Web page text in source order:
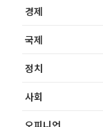
경제
국제
정치
사회